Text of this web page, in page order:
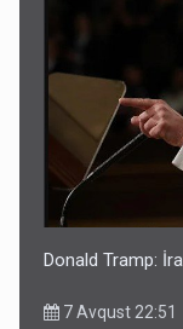
Donald Tramp:
7 Avqust 22:51